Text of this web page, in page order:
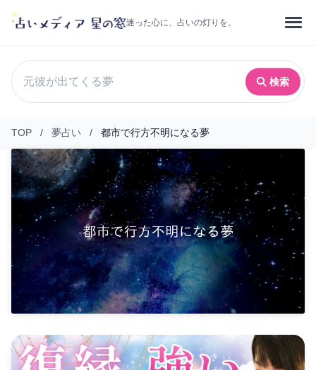
迷った心に、占いの灯りを。
検索
TOP / 夢占い / 都市で行方不明になる夢